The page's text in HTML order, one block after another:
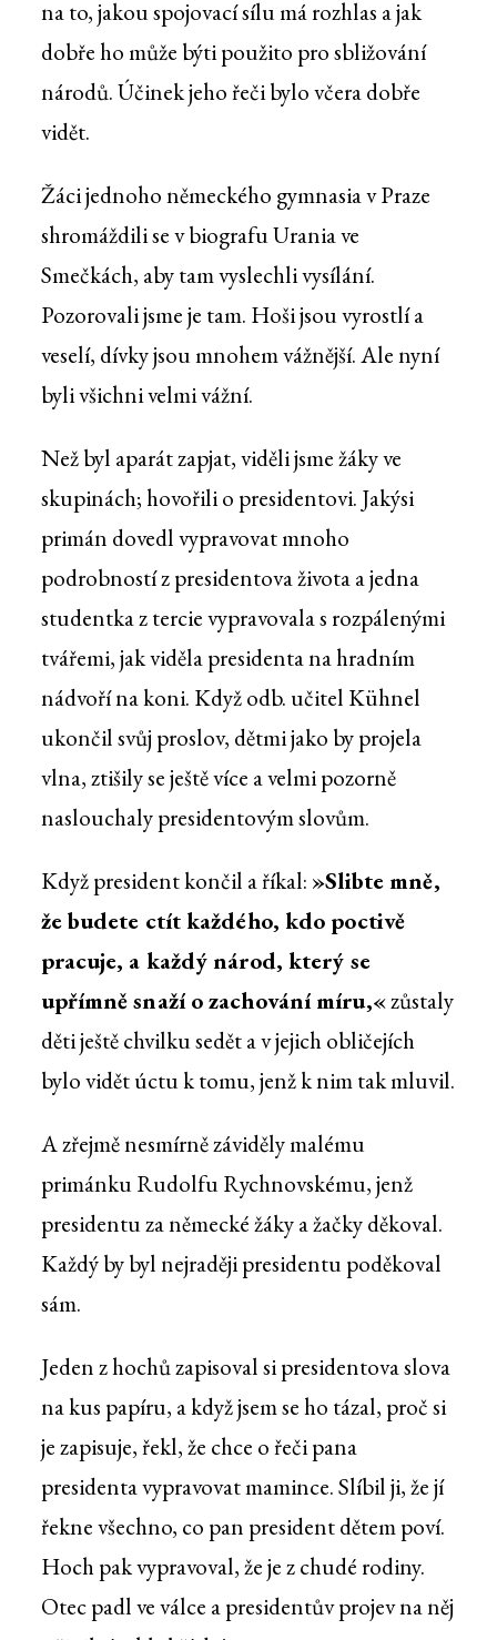
na to, jakou spojovací sílu má rozhlas a jak
dobře ho může býti použito pro sbližování
národů. Účinek jeho řeči bylo včera dobře
vidět.
Žáci jednoho německého gymnasia v Praze
shromáždili se v biografu Urania ve
Smečkách, aby tam vyslechli vysílání.
Pozorovali jsme je tam. Hoši jsou vyrostlí a
veselí, dívky jsou mnohem vážnější. Ale nyní
byli všichni velmi vážní.
Než byl aparát zapjat, viděli jsme žáky ve
skupinách; hovořili o presidentovi. Jakýsi
primán dovedl vypravovat mnoho
podrobností z presidentova života a jedna
studentka z tercie vypravovala s rozpálenými
tvářemi, jak viděla presidenta na hradním
nádvoří na koni. Když odb. učitel Kühnel
ukončil svůj proslov, dětmi jako by projela
vlna, ztišily se ještě více a velmi pozorně
naslouchaly presidentovým slovům.
Když president končil a říkal: »Slibte mně,
že budete ctít každého, kdo poctivě
pracuje, a každý národ, který se
upřímně snaží o zachování míru,«zůstaly
děti ještě chvilku sedět a v jejich obličejích
bylo vidět úctu k tomu, jenž k nim tak mluvil.
A zřejmě nesmírně záviděly malému
primánku Rudolfu Rychnovskému, jenž
presidentu za německé žáky a žačky děkoval.
Každý by byl nejraději presidentu poděkoval
sám.
Jeden z hochů zapisoval si presidentova slova
na kus papíru, a když jsem se ho tázal, proč si
je zapisuje, řekl, že chce o řeči pana
presidenta vypravovat mamince. Slíbil ji, že jí
řekne všechno, co pan president dětem poví.
Hoch pak vypravoval, že je z chudé rodiny.
Otec padl ve válce a presidentův projev na něj